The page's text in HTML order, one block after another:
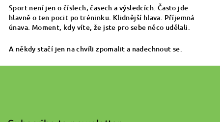
Sport není jen o číslech, časech a výsledcích. Často jde
hlavně o ten pocit po tréninku. Klidnější hlava. Příjemná
únava. Moment, kdy víte, že jste pro sebe něco udělali.
A někdy stačí jen na chvíli zpomalit a nadechnout se.